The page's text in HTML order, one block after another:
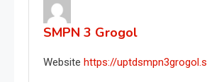
SMPN 3 Grogol
Website https://